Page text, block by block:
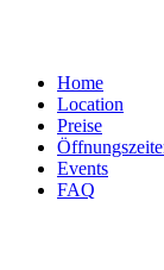
Home
Location
Preise
Events
FAQ